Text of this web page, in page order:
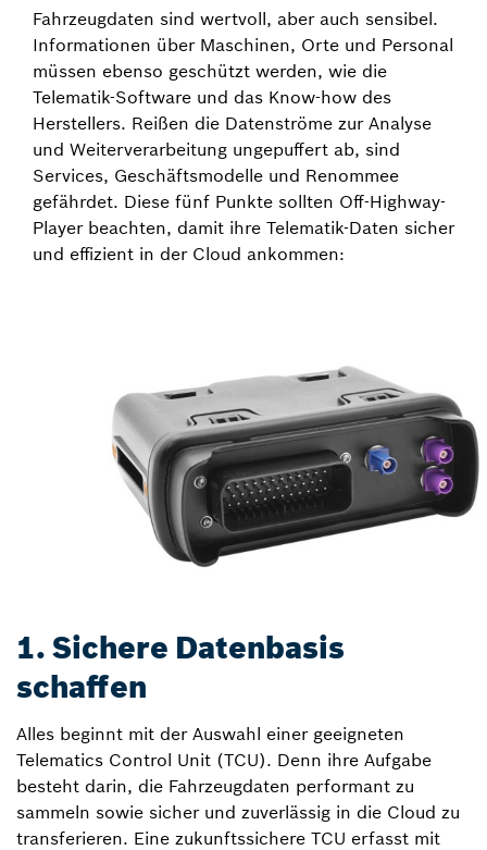
Fahrzeugdaten sind wertvoll, aber auch sensibel.
Informationen über Maschinen, Orte und Personal
müssen ebenso geschützt werden, wie die
Telematik-Software und das Know-how des
Herstellers. Reißen die Datenströme zur Analyse
und Weiterverarbeitung ungepuffert ab, sind
Services, Geschäftsmodelle und Renommee
gefährdet. Diese fünf Punkte sollten Off-Highway-
Player beachten, damit ihre Telematik-Daten sicher
und effizient in der Cloud ankommen:
1. Sichere Datenbasis
schaffen
Alles beginnt mit der Auswahl einer geeigneten
Telematics Control Unit (TCU). Denn ihre Aufgabe
besteht darin, die Fahrzeugdaten performant zu
sammeln sowie sicher und zuverlässig in die Cloud zu
transferieren. Eine zukunftssichere TCU erfasst mit